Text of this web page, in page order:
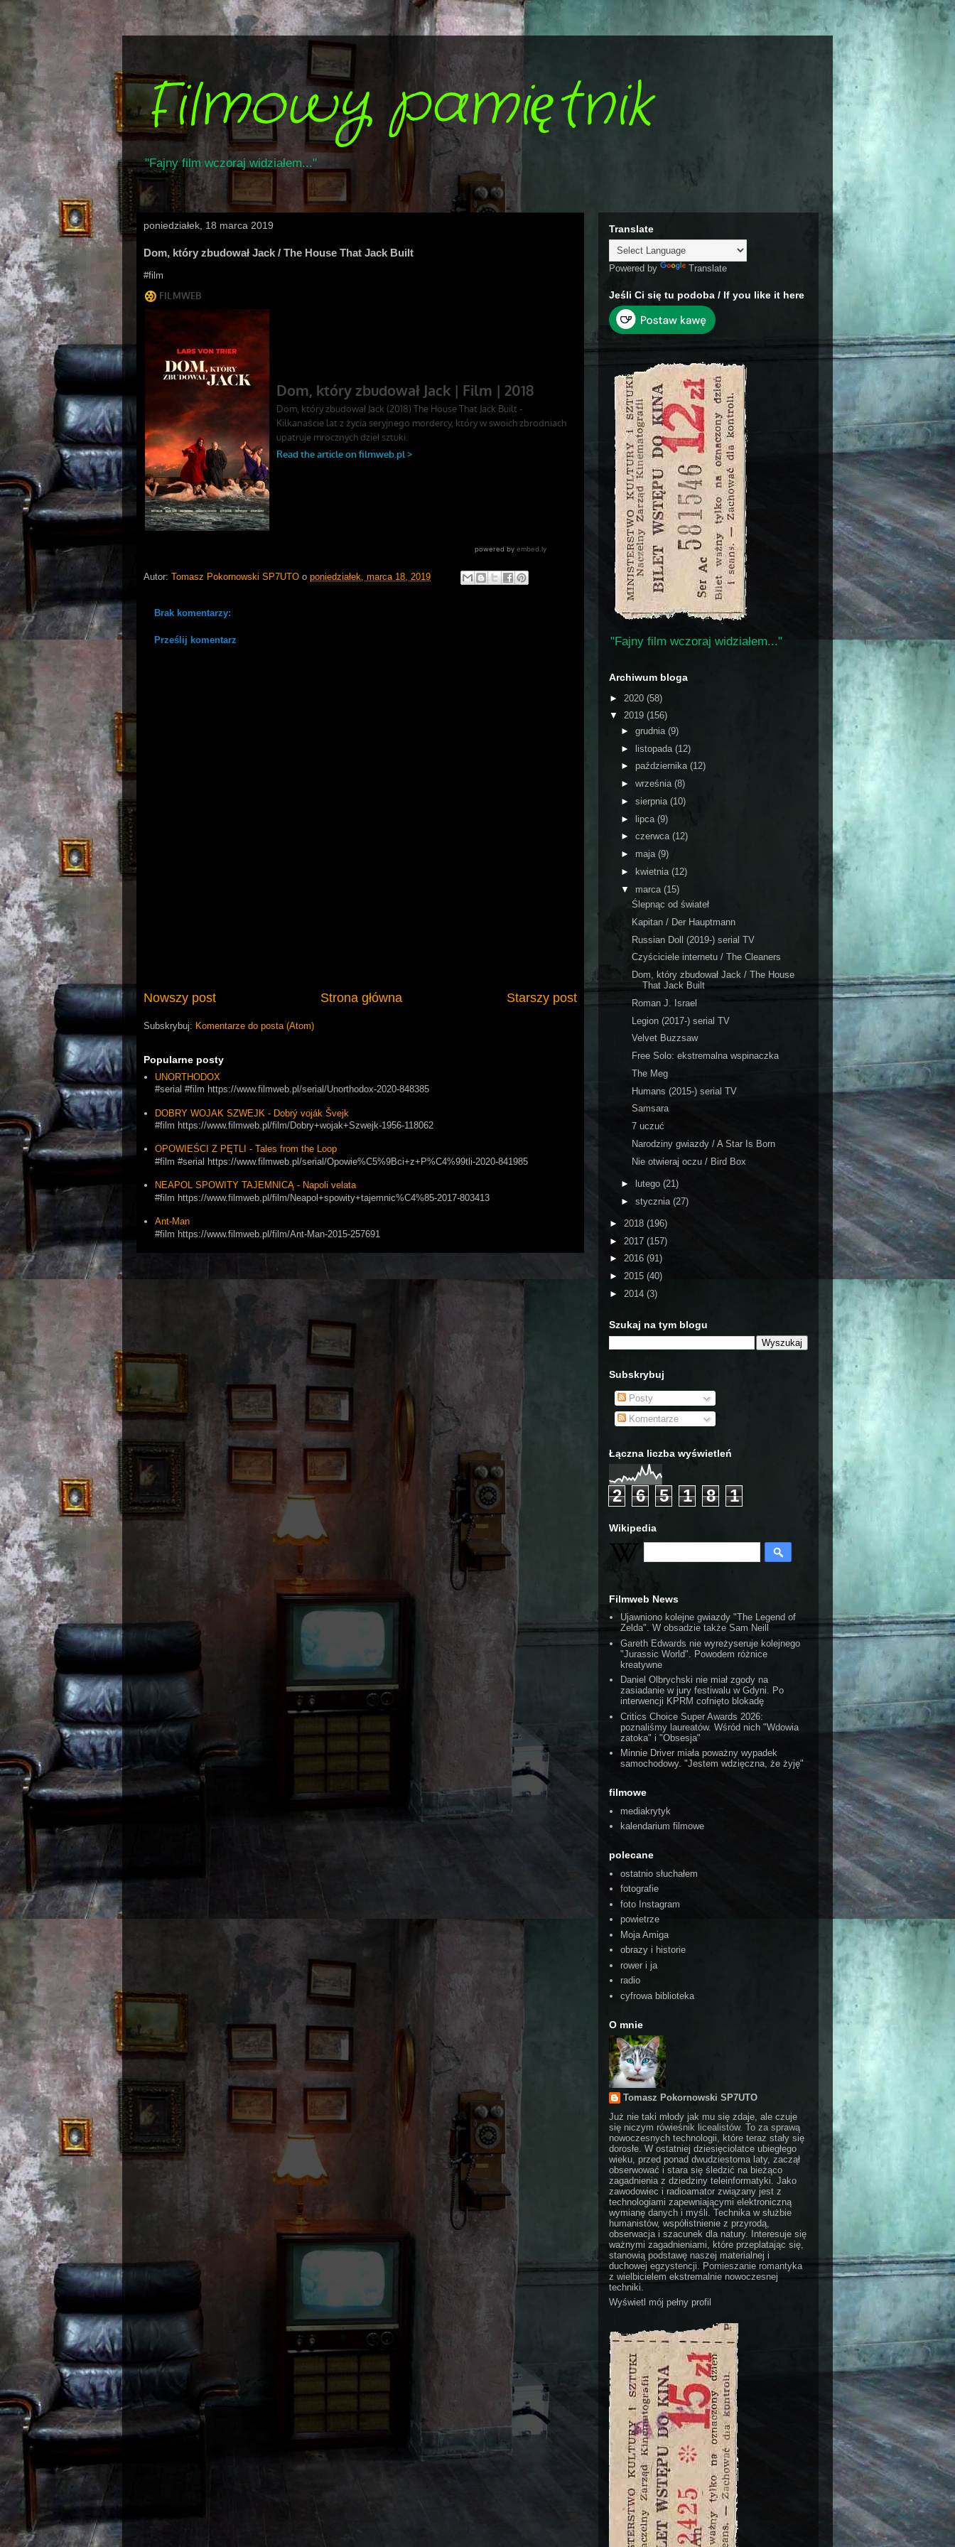
Filmowy pamiętnik
"Fajny film wczoraj widziałem..."
poniedziałek, 18 marca 2019
Dom, który zbudował Jack / The House That Jack Built
#film
Autor: Tomasz Pokornowski SP7UTO o poniedziałek, marca 18, 2019
Brak komentarzy:
Prześlij komentarz
Nowszy post Starszy post
Strona główna
Subskrybuj: Komentarze do posta (Atom)
Popularne posty
UNORTHODOX
#serial #film https://www.filmweb.pl/serial/Unorthodox-2020-848385
DOBRY WOJAK SZWEJK - Dobrý voják Švejk
#film https://www.filmweb.pl/film/Dobry+wojak+Szwejk-1956-118062
OPOWIEŚCI Z PĘTLI - Tales from the Loop
#film #serial https://www.filmweb.pl/serial/Opowie%C5%9Bci+z+P%C4%99tli-2020-841985
NEAPOL SPOWITY TAJEMNICĄ - Napoli velata
#film https://www.filmweb.pl/film/Neapol+spowity+tajemnic%C4%85-2017-803413
Ant-Man
#film https://www.filmweb.pl/film/Ant-Man-2015-257691
Translate
Powered by Translate
Jeśli Ci się tu podoba / If you like it here
"Fajny film wczoraj widziałem..."
Archiwum bloga
► 2020 (58)
▼ 2019 (156)
► grudnia (9)
► listopada (12)
► października (12)
► września (8)
► sierpnia (10)
► lipca (9)
► czerwca (12)
► maja (9)
►
kwietnia (12)
▼ marca (15)
Ślepnąc od świateł
Kapitan / Der Hauptmann
Russian Doll (2019-) serial TV
Czyściciele internetu / The Cleaners
Dom, który zbudował Jack / The House
That Jack Built
Roman J. Israel
Legion (2017-) serial TV
Velvet Buzzsaw
Free Solo: ekstremalna wspinaczka
The Meg
Humans (2015-) serial TV
Samsara
7 uczuć
Narodziny gwiazdy / A Star Is Born
Nie otwieraj oczu / Bird Box
► lutego (21)
► stycznia (27)
► 2018 (196)
► 2017 (157)
► 2016 (91)
► 2015 (40)
► 2014 (3)
Szukaj na tym blogu
Subskrybuj
Posty
Komentarze
Łączna liczba wyświetleń
2 6 5 1 8 1
Wikipedia
Filmweb News
Ujawniono kolejne gwiazdy "The Legend of
Zelda". W obsadzie także Sam Neill
Gareth Edwards nie wyreżyseruje kolejnego
"Jurassic World". Powodem różnice
kreatywne
Daniel Olbrychski nie miał zgody na
zasiadanie w jury festiwalu w Gdyni. Po
interwencji KPRM cofnięto blokadę
Critics Choice Super Awards 2026:
poznaliśmy laureatów. Wśród nich "Wdowia
zatoka" i "Obsesja"
Minnie Driver miała poważny wypadek
samochodowy. "Jestem wdzięczna, że żyję"
filmowe
mediakrytyk
kalendarium filmowe
polecane
ostatnio słuchałem
fotografie
foto Instagram
powietrze
Moja Amiga
obrazy i historie
rower i ja
radio
cyfrowa biblioteka
O mnie
Tomasz Pokornowski SP7UTO
Już nie taki młody jak mu się zdaje, ale czuje
się niczym rówieśnik licealistów. To za sprawą
nowoczesnych technologii, które teraz stały się
dorosłe. W ostatniej dziesięciolatce ubiegłego
wieku, przed ponad dwudziestoma laty, zaczął
obserwować i stara się śledzić na bieżąco
zagadnienia z dziedziny teleinformatyki. Jako
zawodowiec i radioamator związany jest z
technologiami zapewniającymi elektroniczną
wymianę danych i myśli. Technika w służbie
humanistów, współistnienie z przyrodą,
obserwacja i szacunek dla natury. Interesuje się
ważnymi zagadnieniami, które przeplatając się,
stanowią podstawę naszej materialnej i
duchowej egzystencji. Pomieszanie romantyka
z wielbicielem ekstremalnie nowoczesnej
techniki.
Wyświetl mój pełny profil